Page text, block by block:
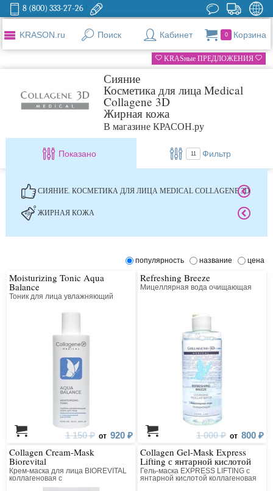
8 (800) 333-27-26
KRASON.ru Поиск Кабинет 0 Корзина
KRASные ПРЕДЛОЖЕНИЯ
Сияние
Косметика для лица Medical
Collagene 3D
Жирная кожа
В магазине КРАСОН.ру
Показано 11 Фильтр
СИЯНИЕ. КОСМЕТИКА ДЛЯ ЛИЦА MEDICAL COLLAGENE 3D
ЖИРНАЯ КОЖА
популярность название цена
Moisturizing Tonic Aqua
Balance
Тоник для лица увлажняющий
1 150 ₽ от 920 ₽
Refreshing Breeze
Мицеллярная вода очищающая
1 000 ₽ от 800 ₽
Collagen Cream-Mask
Biorevital
Крем-маска для лица BIOREVITAL
коллагеновая с
восстанавливающим комплексом
Collagen Gel-Mask Express
Lifting с янтарной кислотой
Гель-маска EXPRESS LIFTING с
янтарной кислотой коллагеновая